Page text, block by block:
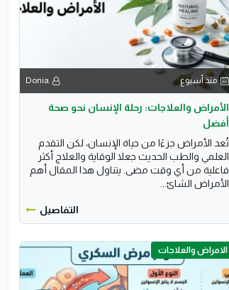
منذ أسبوع Donia
الأمراض والعلاجات: رحلة الإنسان نحو صحة
أفضل
تُعد الأمراض جزءًا من حياة الإنسان، لكن التقدم
العلمي والطب الحديث جعلا الوقاية والعلاج أكثر
فاعلية من أي وقت مضى. يتناول هذا المقال أهم
الأمراض الشائ...
التفاصيل
الامراض والعلاجات